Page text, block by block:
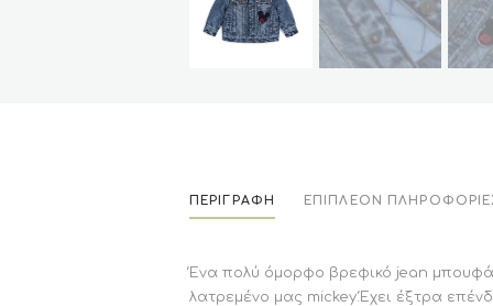
ΠΕΡΙΓΡΑΦΉ ΕΠΙΠΛΈΟΝ
Ένα πολύ όμορφο βρεφικό jean
λατρεμένο μας mickey.Έχει έξτρα